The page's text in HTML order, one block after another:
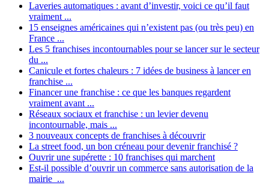
Laveries automatiques : avant d’investir, voici ce qu’il faut
vraiment ...
15 enseignes américaines qui n’existent pas (ou très peu) en
France ...
Les 5 franchises incontournables pour se lancer sur le secteur
du ...
Canicule et fortes chaleurs : 7 idées de business à lancer en
franchise ...
Financer une franchise : ce que les banques regardent
vraiment avant ...
Réseaux sociaux et franchise : un levier devenu
incontournable, mais ...
3 nouveaux concepts de franchises à découvrir
La street food, un bon créneau pour devenir franchisé ?
Ouvrir une supérette : 10 franchises qui marchent
Est-il possible d’ouvrir un commerce sans autorisation de la
mairie ...